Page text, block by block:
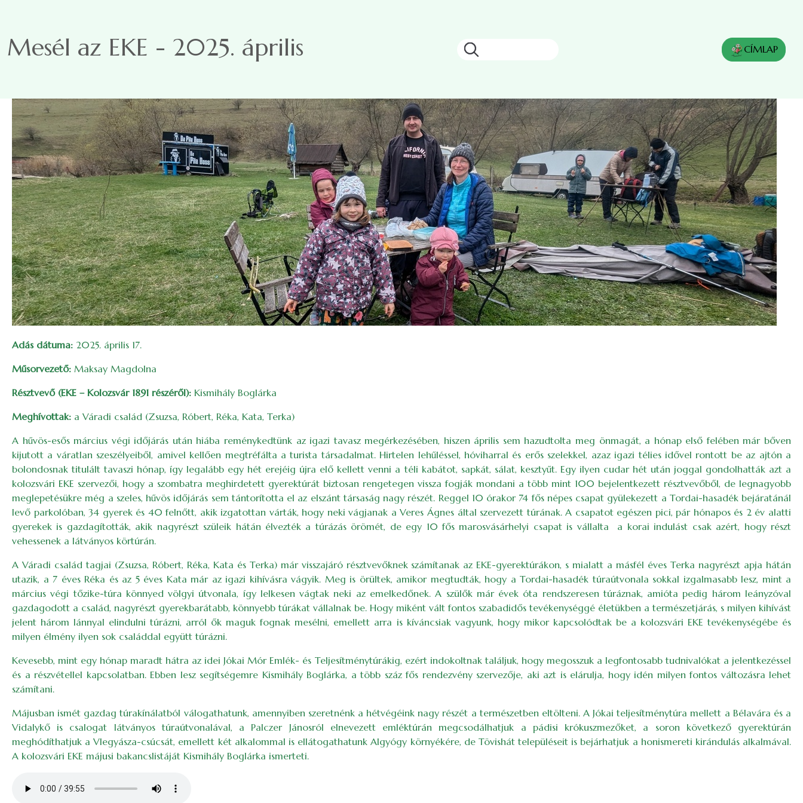
Mesél az EKE - 2025. április CÍMLAP
Adás dátuma: 2025. április 17.
Műsorvezető: Maksay Magdolna
Résztvevő (EKE – Kolozsvár 1891 részéről): Kismihály Boglárka
Meghívottak: a Váradi család (Zsuzsa, Róbert, Réka, Kata, Terka)
A hűvös-esős március végi időjárás után hiába reménykedtünk az igazi tavasz megérkezésében, hiszen április sem hazudtolta meg önmagát, a hónap első felében már bőven
kijutott a váratlan szeszélyeiből, amivel kellően megtréfálta a turista társadalmat. Hirtelen lehűléssel, hóviharral és erős szelekkel, azaz igazi télies idővel rontott be az ajtón a
bolondosnak titulált tavaszi hónap, így legalább egy hét erejéig újra elő kellett venni a téli kabátot, sapkát, sálat, kesztyűt. Egy ilyen cudar hét után joggal gondolhatták azt a
kolozsvári EKE szervezői, hogy a szombatra meghirdetett gyerektúrát biztosan rengetegen vissza fogják mondani a több mint 100 bejelentkezett résztvevőből, de legnagyobb
meglepetésükre még a szeles, hűvös időjárás sem tántorította el az elszánt társaság nagy részét. Reggel 10 órakor 74 fős népes csapat gyülekezett a Tordai-hasadék bejáratánál
levő parkolóban, 34 gyerek és 40 felnőtt, akik izgatottan várták, hogy neki vágjanak a Veres Ágnes által szervezett túrának. A csapatot egészen pici, pár hónapos és 2 év alatti
gyerekek is gazdagították, akik nagyrészt szüleik hátán élvezték a túrázás örömét, de egy 10 fős marosvásárhelyi csapat is vállalta a korai indulást csak azért, hogy részt
vehessenek a látványos körtúrán.
A Váradi család tagjai (Zsuzsa, Róbert, Réka, Kata és Terka) már visszajáró résztvevőknek számítanak az EKE-gyerektúrákon, s mialatt a másfél éves Terka nagyrészt apja hátán
utazik, a 7 éves Réka és az 5 éves Kata már az igazi kihívásra vágyik. Meg is örültek, amikor megtudták, hogy a Tordai-hasadék túraútvonala sokkal izgalmasabb lesz, mint a
március végi tőzike-túra könnyed völgyi útvonala, így lelkesen vágtak neki az emelkedőnek. A szülők már évek óta rendszeresen túráznak, amióta pedig három leányzóval
gazdagodott a család, nagyrészt gyerekbarátabb, könnyebb túrákat vállalnak be. Hogy miként vált fontos szabadidős tevékenységgé életükben a természetjárás, s milyen kihívást
jelent három lánnyal elindulni túrázni, arról ők maguk fognak mesélni, emellett arra is kíváncsiak vagyunk, hogy mikor kapcsolódtak be a kolozsvári EKE tevékenységébe és
milyen élmény ilyen sok családdal együtt túrázni.
Kevesebb, mint egy hónap maradt hátra az idei Jókai Mór Emlék- és Teljesítménytúrákig, ezért indokoltnak találjuk, hogy megosszuk a legfontosabb tudnivalókat a jelentkezéssel
és a részvétellel kapcsolatban. Ebben lesz segítségemre Kismihály Boglárka, a több száz fős rendezvény szervezője, aki azt is elárulja, hogy idén milyen fontos változásra lehet
számítani.
Májusban ismét gazdag túrakínálatból válogathatunk, amennyiben szeretnénk a hétvégéink nagy részét a természetben eltölteni. A Jókai teljesítménytúra mellett a Bélavára és a
Vidalykő is csalogat látványos túraútvonalával, a Palczer Jánosról elnevezett emléktúrán megcsodálhatjuk a pádisi krókuszmezőket, a soron következő gyerektúrán
meghódíthatjuk a Vlegyásza-csúcsát, emellett két alkalommal is ellátogathatunk Algyógy környékére, de Tövishát településeit is bejárhatjuk a honismereti kirándulás alkalmával.
A kolozsvári EKE májusi bakancslistáját Kismihály Boglárka ismerteti.